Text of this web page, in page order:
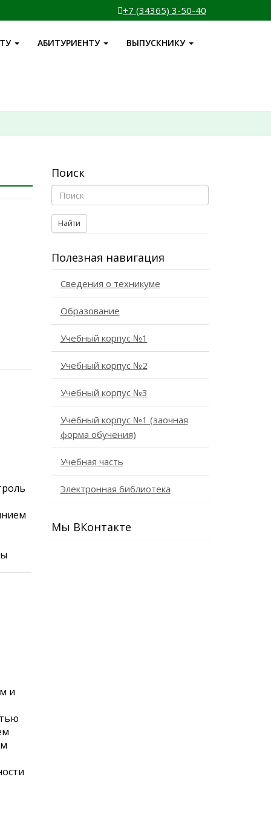
+7 (34365) 3-50-40
АБИТУРИЕНТУ ВЫПУСКНИКУ
и
Поиск
Найти
Полезная навигация
Сведения о техникуме
Образование
Учебный корпус №1
Учебный корпус №2
Учебный корпус №3
Учебный корпус №1 (заочная
форма обучения)
Учебная часть
Электронная библиотека
Мы ВКонтакте